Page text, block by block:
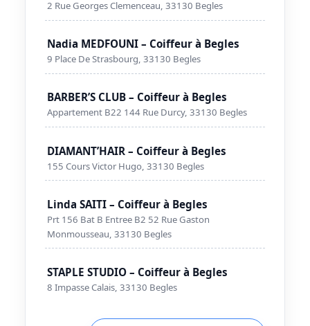
2 Rue Georges Clemenceau, 33130 Begles
Nadia MEDFOUNI – Coiffeur à Begles
9 Place De Strasbourg, 33130 Begles
BARBER’S CLUB – Coiffeur à Begles
Appartement B22 144 Rue Durcy, 33130 Begles
DIAMANT’HAIR – Coiffeur à Begles
155 Cours Victor Hugo, 33130 Begles
Linda SAITI – Coiffeur à Begles
Prt 156 Bat B Entree B2 52 Rue Gaston
Monmousseau, 33130 Begles
STAPLE STUDIO – Coiffeur à Begles
8 Impasse Calais, 33130 Begles